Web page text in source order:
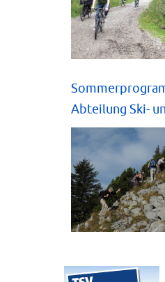
Abteilung Ski-